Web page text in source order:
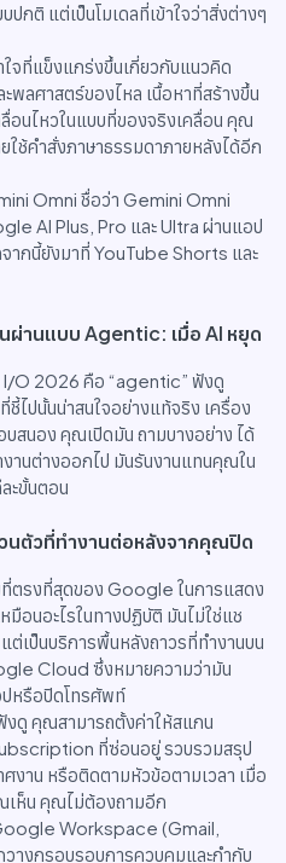
กติ แต่เป็นโมเดลที่เข้าใจว่าสิ่งต่างๆ
จที่แข็งแกร่งขึ้นเกี่ยวกับแนวคิด
พลศาสตร์ของไหล เนื้อหาที่สร้างขึ้น
อนไหวในแบบที่ของจริงเคลื่อน คุณ
ใช้คำสั่งภาษาธรรมดาภายหลังได้อีก
Omni ชื่อว่า Gemini Omni
AI Plus, Pro และ Ultra ผ่านแอป
กนี้ยังมาที่ YouTube Shorts และ
ผ่านแบบ Agentic: เมื่อ AI หยุด
I/O 2026 คือ “agentic” ฟังดู
ไปนั้นน่าสนใจอย่างแท้จริง เครื่อง
สนอง คุณเปิดมัน ถามบางอย่าง ได้
านต่างออกไป มันรันงานแทนคุณใน
ะขั้นตอน
นตัวที่ทำงานต่อหลังจากคุณปิด
ตรงที่สุดของ Google ในการแสดง
อนอะไรในทางปฏิบัติ มันไม่ใช่แช
ต่เป็นบริการพื้นหลังถาวรที่ทำงานบน
Cloud ซึ่งหมายความว่ามัน
หรือปิดโทรศัพท์
ดู คุณสามารถตั้งค่าให้สแกน
ที่ซ่อนอยู่ รวบรวมสรุป
งาน หรือติดตามหัวข้อตามเวลา เมื่อ
เห็น คุณไม่ต้องถามอีก
Workspace (Gmail,
างกรอบรอบการควบคุมและกำกับ